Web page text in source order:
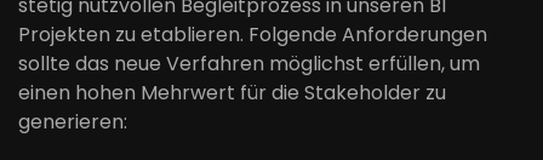
Projekten zu etablieren. Folgende Anforderungen
sollte das neue Verfahren möglichst erfüllen, um
einen hohen Mehrwert für die Stakeholder zu
generieren: